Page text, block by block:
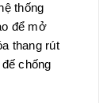
thống
để mở
thang rút
chống